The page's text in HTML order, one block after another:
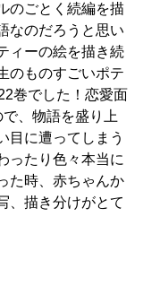
のごとく続編を描
なのだろうと思い
ィーの絵を描き続
のものすごいポテ
巻でした！恋愛面
、物語を盛り上
目に遭ってしまう
ったり色々本当に
た時、赤ちゃんか
、描き分けがとて